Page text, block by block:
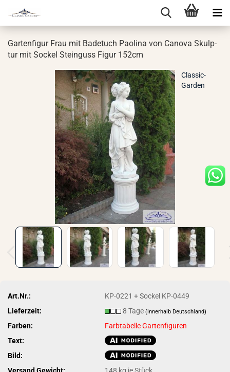
Gar­ten­fi­gur Frau mit Ba­de­tuch Pao­li­na von Ca­no­va Skulp­
tur mit So­ckel Stein­guss Figur 152cm
Classic-
Garden
Art.Nr.:
KP-0221 + Sockel KP-0449
Lieferzeit:
8 Tage(innerhalb Deutschland)
Farben:
Farbtabelle Gartenfiguren
Text:
Bild:
Versand Gewicht:
148 kg je Stück